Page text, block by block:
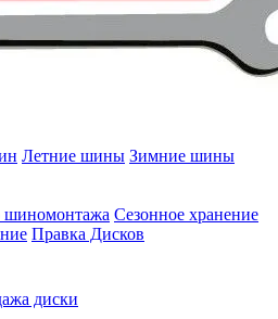
Летние шины Зимние шины
шиномонтажа Сезонное хранение
Правка Дисков
диски